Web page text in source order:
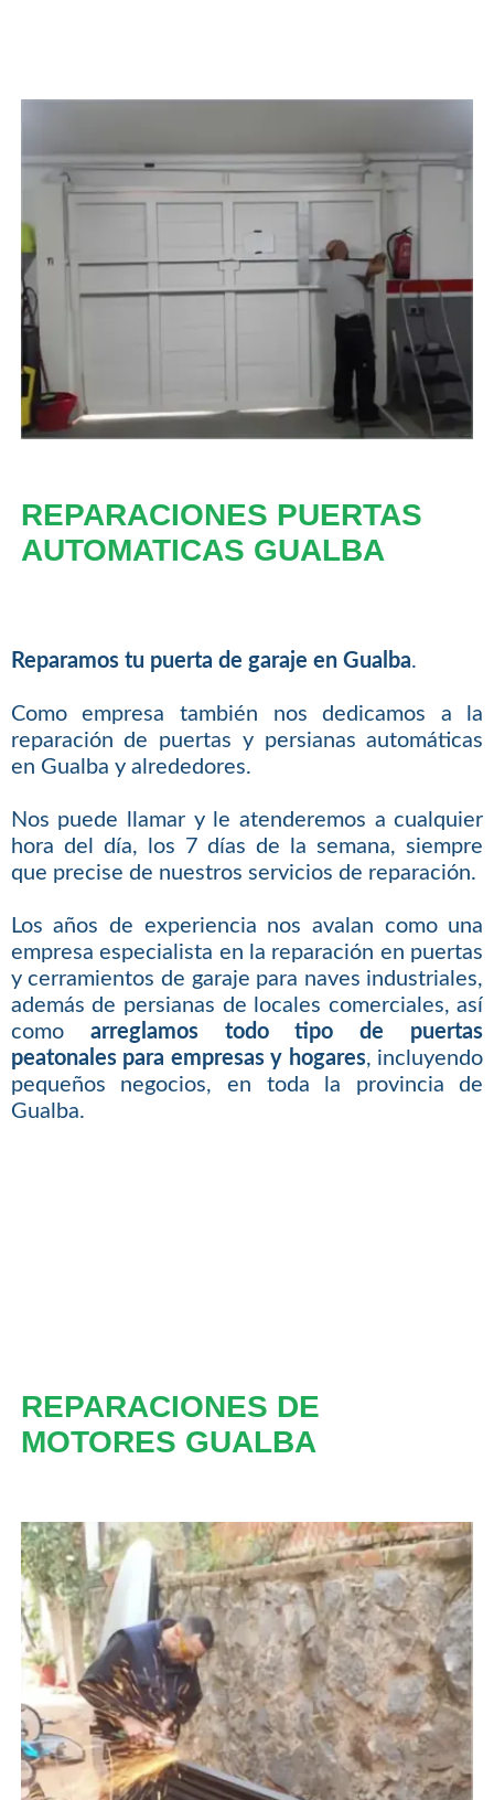
REPARACIONES PUERTAS
AUTOMATICAS GUALBA
Reparamos tu puerta de garaje en Gualba.
Como empresa también nos dedicamos a la
reparación de puertas y persianas automáticas
en Gualba y alrededores.
Nos puede llamar y le atenderemos a cualquier
hora del día, los 7 días de la semana, siempre
que precise de nuestros servicios de reparación.
Los años de experiencia nos avalan como una
empresa especialista en la reparación en puertas
y cerramientos de garaje para naves industriales,
además de persianas de locales comerciales, así
como arreglamos todo tipo de puertas
peatonales para empresas y hogares, incluyendo
pequeños negocios, en toda la provincia de
Gualba.
REPARACIONES DE
MOTORES GUALBA